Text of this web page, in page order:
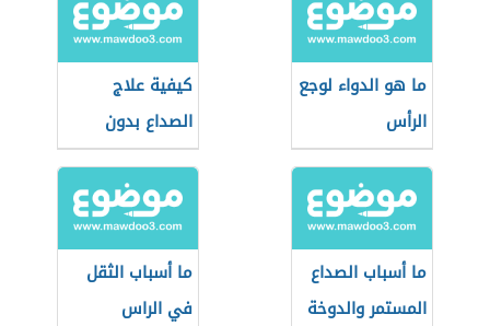
ما هو الدواء لوجع
الرأس
كيفية علاج
الصداع بدون
مسكنات
ما أسباب الصداع
المستمر والدوخة
ما أسباب الثقل
في الراس